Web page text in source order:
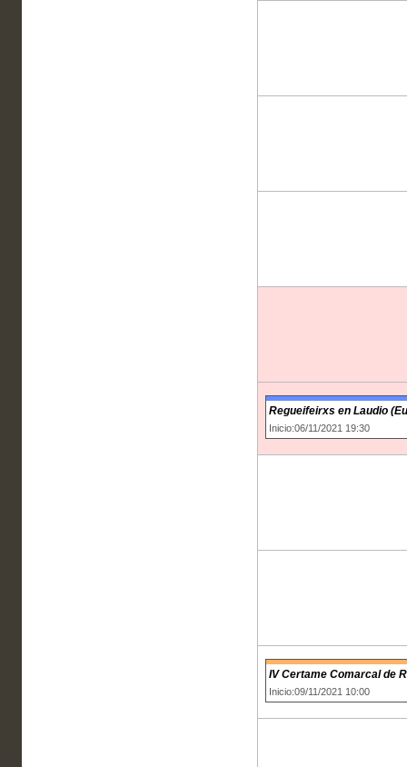
Regueifeirxs en Laudio
Inicio:06/11/2021 19:30
IV Certame Comarcal de
Inicio:09/11/2021 10:00